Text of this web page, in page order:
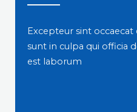
Excepteur sint
sunt in culpa qui officia
est laborum